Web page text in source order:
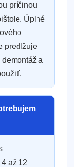
príčinou
Úplné
predlžuje
a
až 12